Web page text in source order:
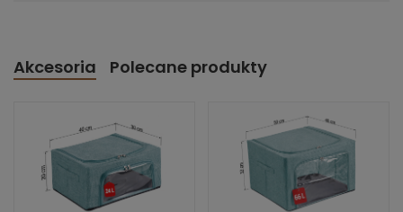
Akcesoria Polecane produkty